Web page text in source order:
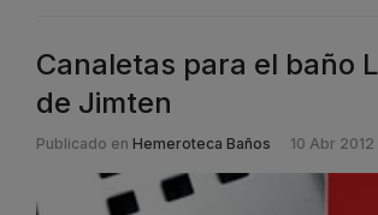
Canaletas para el baño
de Jimten
Publicado en Hemeroteca Baños 10 Abr 2012